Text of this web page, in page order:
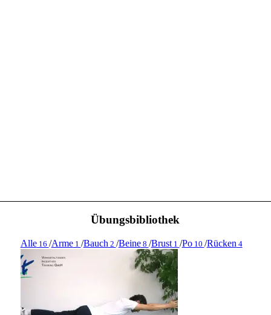
Übungsbibliothek
Alle16 /Arme1 /Bauch 2 /Beine8 /Brust1 /Po10 /Rücken 4